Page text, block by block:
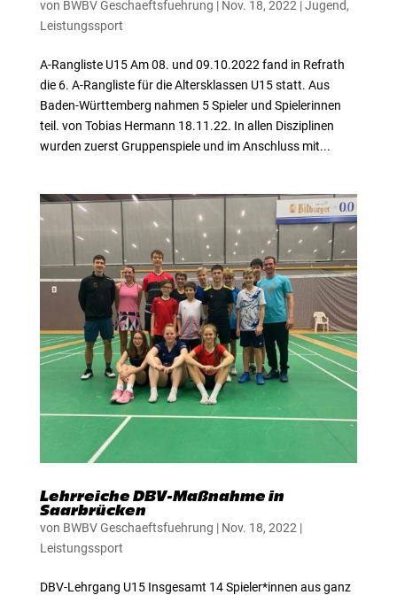
von BWBV Geschaeftsfuehrung | Nov. 18, 2022 |Jugend,
Leistungssport
A-Rangliste U15 Am 08. und 09.10.2022 fand in Refrath
die 6. A-Rangliste für die Altersklassen U15 statt. Aus
Baden-Württemberg nahmen 5 Spieler und Spielerinnen
teil. von Tobias Hermann 18.11.22. In allen Disziplinen
wurden zuerst Gruppenspiele und im Anschluss mit...
Lehrreiche DBV-Maßnahme in
Saarbrücken
von BWBV Geschaeftsfuehrung | Nov. 18, 2022 |
Leistungssport
DBV-Lehrgang U15 Insgesamt 14 Spieler*innen aus ganz